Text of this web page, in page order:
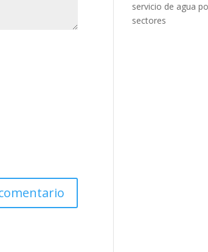
servicio de agua
sectores